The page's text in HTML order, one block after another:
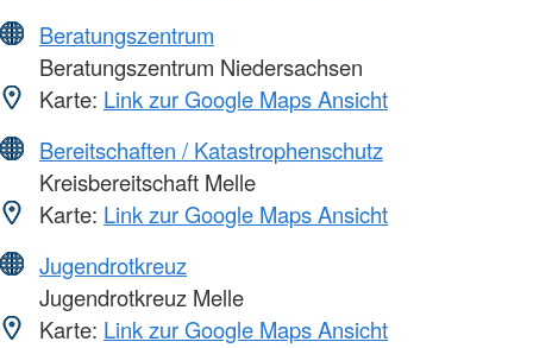
Beratungszentrum
Beratungszentrum Niedersachsen
Karte: Link zur Google Maps Ansicht
Bereitschaften / Katastrophenschutz
Kreisbereitschaft Melle
Karte: Link zur Google Maps Ansicht
Jugendrotkreuz
Jugendrotkreuz Melle
Karte: Link zur Google Maps Ansicht